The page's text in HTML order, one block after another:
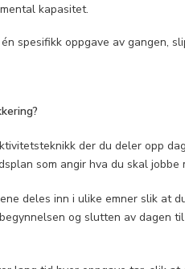
kapasitet.
spesifikk oppgave av gangen,
der du deler opp
som angir hva du skal jobbe
deles inn i ulike emner slik at
og slutten av dagen